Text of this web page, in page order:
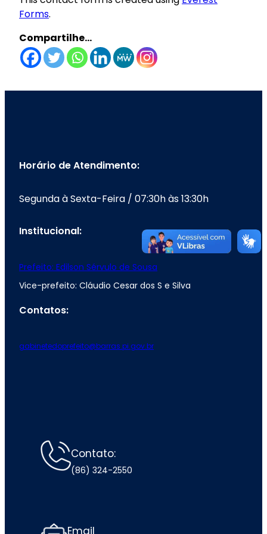
Forms.
Compartilhe…
Horário de Atendimento:
Segunda à Sexta-Feira / 07:30h às 13:30h
Institucional:
Prefeito: Edilson Sérvulo de Sousa
Vice-prefeito: Cláudio Cesar dos S e Silva
Contatos:
gabinetedoprefeito@barras.pi.gov.br
Contato:
(86) 324-2550